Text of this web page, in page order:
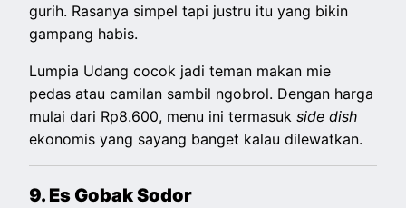
gurih. Rasanya simpel tapi justru itu yang bikin
gampang habis.
Lumpia Udang cocok jadi teman makan mie
pedas atau camilan sambil ngobrol. Dengan harga
mulai dari Rp8.600, menu ini termasukside dish
ekonomis yang sayang banget kalau dilewatkan.
9. Es Gobak Sodor